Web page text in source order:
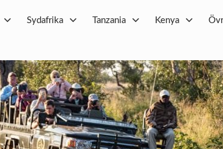
Sydafrika Tanzania Kenya